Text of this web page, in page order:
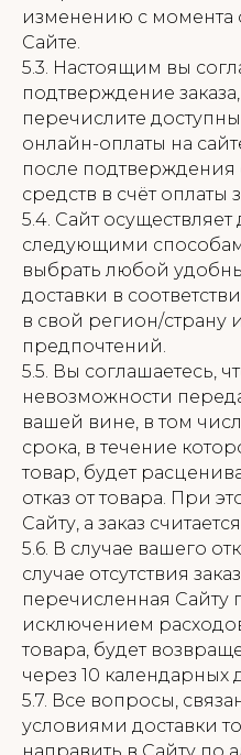
изменению с момента
Сайте.
5.3. Настоящим вы
подтверждение
перечислите
онлайн-оплаты на
после
средств в счёт оплаты
5.4. Сайт осуществляет
следующими
выбрать любой
доставки в
в свой регион/страну
предпочтений.
5.5. Вы соглашаетесь,
невозможности
вашей вине, в том
срока, в течение
товар, будет
отказ от товара. При
Сайту, а заказ
5.6. В случае вашего
случае отсутствия
перечисленная Сайту
исключением
товара, будет
через 10 календарных
5.7. Все вопросы,
условиями доставки